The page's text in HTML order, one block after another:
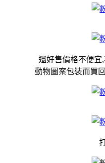
還好售價格不便宜
動物圖案包裝而買